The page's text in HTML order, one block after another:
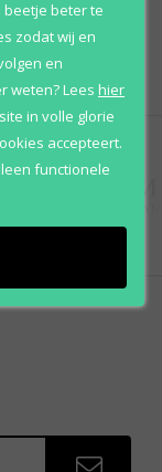
beetje beter te
zodat wij en
en
weten?Lees hier
in volle glorie
accepteert.
functionele